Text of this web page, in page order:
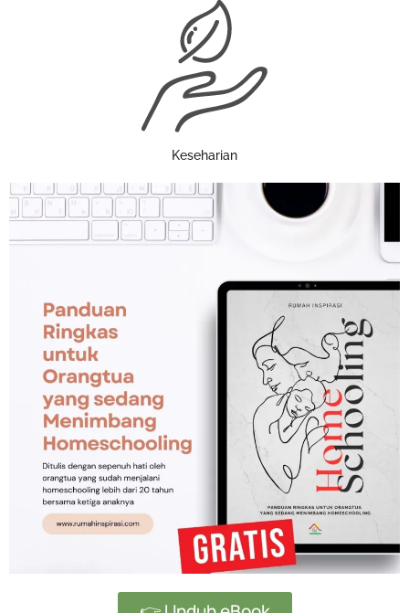
Keseharian